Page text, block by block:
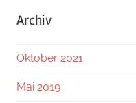
Archiv
Oktober 2021
Mai 2019